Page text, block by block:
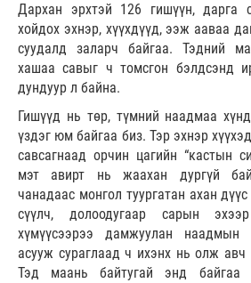
Дархан эрхтэй 126 гишүүн, дарга
хойдох эхнэр, хүүхдүүд, ээж ааваа
суудалд заларч байгаа. Тэдний
хашаа савыг ч томсгон бэлдсэнд
дундуур л байна.
Гишүүд нь төр, түмний наадмаа
үздэг юм байгаа биз. Тэр эхнэр
савсагнаад орчин цагийн “кастын
мэт авирт нь жаахан дургүй
чанадаас монгол туургатан ахан
сүүлч, долоодугаар сарын
хүмүүсээрээ дамжуулан наадмын
асууж сураглаад ч ихэнх нь олж
Тэд маань байтугай энд байгаа